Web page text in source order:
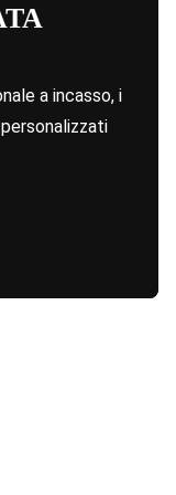
a incasso, i